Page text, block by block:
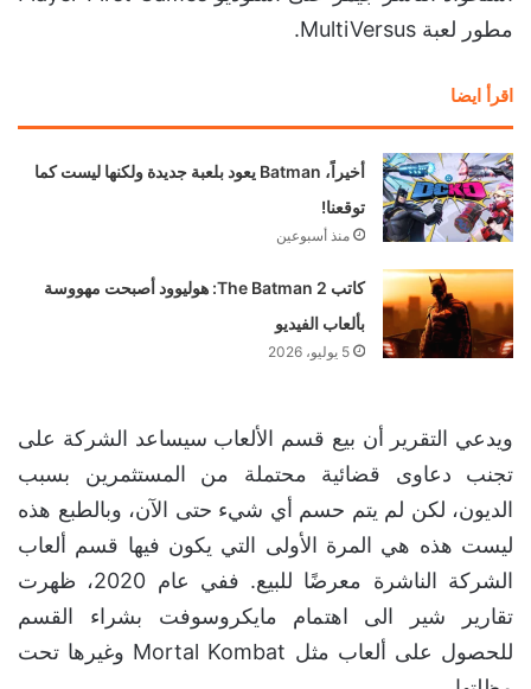
مطور لعبة MultiVersus.
اقرأ ايضا
أخيراً، Batman يعود بلعبة جديدة ولكنها ليست كما
توقعنا!
منذ أسبوعين
كاتب The Batman 2: هوليوود أصبحت مهووسة
بألعاب الفيديو
5 يوليو، 2026
ويدعي التقرير أن بيع قسم الألعاب سيساعد الشركة على
تجنب دعاوى قضائية محتملة من المستثمرين بسبب
الديون، لكن لم يتم حسم أي شيء حتى الآن، وبالطبع هذه
ليست هذه هي المرة الأولى التي يكون فيها قسم ألعاب
الشركة الناشرة معرضًا للبيع. ففي عام 2020، ظهرت
تقارير شير الى اهتمام مايكروسوفت بشراء القسم
للحصول على ألعاب مثل Mortal Kombat وغيرها تحت
مظلتها.